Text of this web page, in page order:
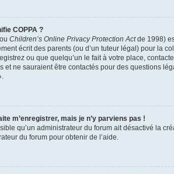
COPPA ?
Children’s Online Privacy Protection Actde 1998)
écrit des parents (ou d’un tuteur légal) pour la
ou que quelqu’un le fait à votre place,
et ne sauraient être contactés pour des questions
m’enregistrer, mais je n’y parviens pas !
qu’un administrateur du forum ait désactivé la
du forum pour obtenir de l’aide.